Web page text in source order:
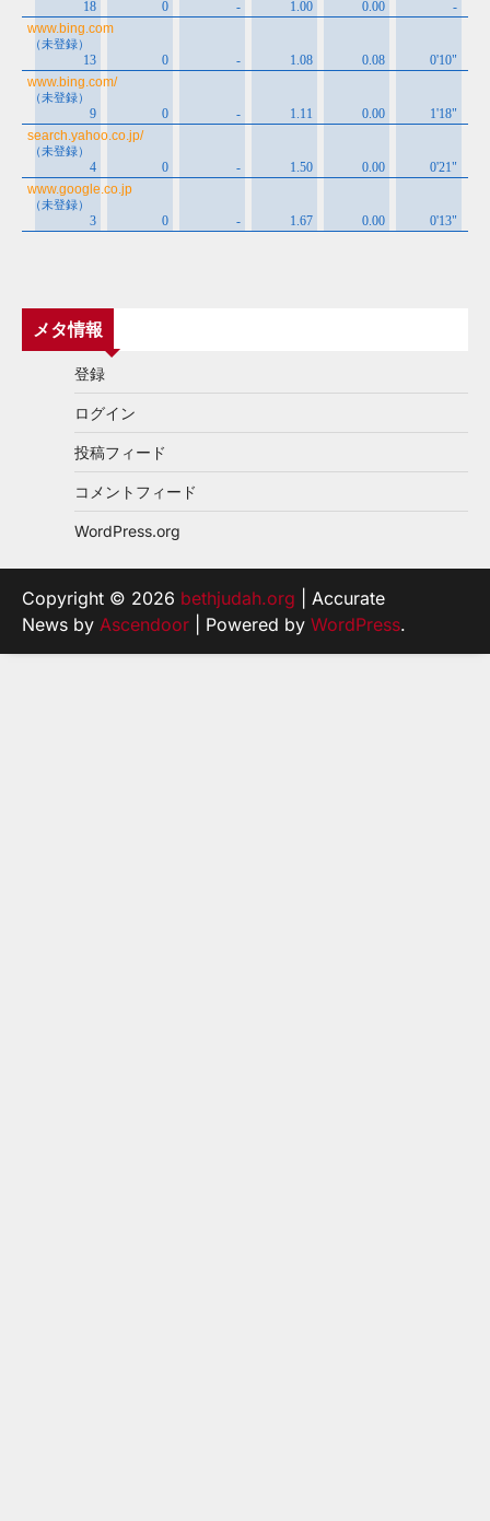
メタ情報
登録
ログイン
投稿フィード
コメントフィード
WordPress.org
Copyright © 2026 bethjudah.org | Accurate
News by Ascendoor | Powered by WordPress.